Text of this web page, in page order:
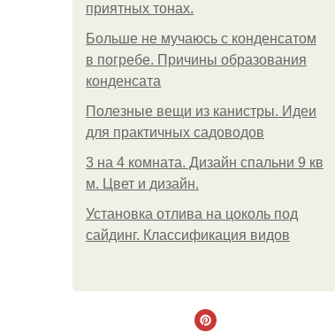
приятных тонах.
Больше не мучаюсь с конденсатом
в погребе. Причины образования
конденсата
Полезные вещи из канистры. Идеи
для практичных садоводов
3 на 4 комната. Дизайн спальни 9 кв
м. Цвет и дизайн.
Установка отлива на цоколь под
сайдинг. Классификация видов